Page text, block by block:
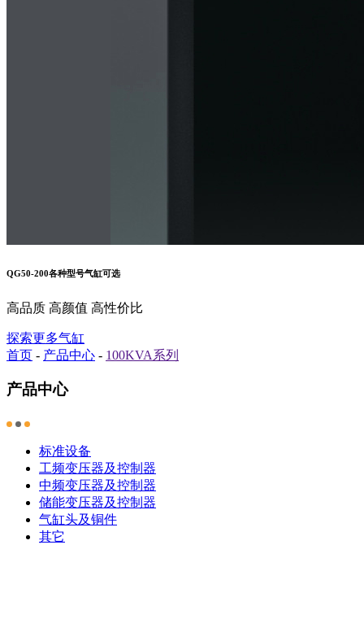
QG50-200各种型号气缸可选
高品质 高颜值 高性价比
探索更多气缸
首页 - 产品中心 - 100KVA系列
产品中心
标准设备
工频变压器及控制器
中频变压器及控制器
储能变压器及控制器
气缸头及铜件
其它